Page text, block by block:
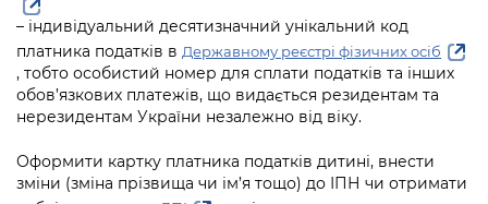
Рішення та розпорядження
Проєкти розпоряджень, що
перебувають на погодженні КМВА
Рішення Київради
Контактна інформація
Освіта та навчальні заклади
Дороги, транспорт та парковки
Навколишнє середовище міста
Містобудування та земельні ділянки
Громадська експертиза
Громадський бюджет
Консультації з громадськістю
Громадська рада
Інформація з обмеженим доступом
Подати запит онлайн
інших актів
Медіагалерея
Підписатися на новини та анонси від
КМДА / Subscribe to announcements
from the KCSA
Порядок акредитації медіа /
Accreditation process
Портал Послуг
– індивідуальний десятизначний унікальний код
платника податків в Державному реєстрі фізичних осіб
, тобто особистий номер для сплати податків та інших
обов’язкових платежів, що видається резидентам та
нерезидентам України незалежно від віку.
Оформити картку платника податків дитині, внести
зміни (зміна прізвища чи ім’я тощо) до ІПН чи отримати